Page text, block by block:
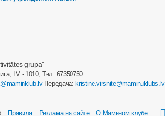
grupa"
LV - 1010, Tел. 67350750
Передача: kristine.virsnite@maminuklubs.lv
Правила Реклама на сайте О Мамином клубе